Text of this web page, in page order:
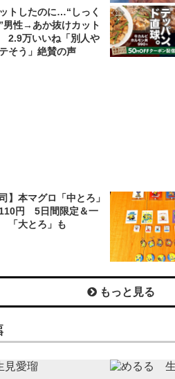
トしたのに…“しっく
男性→あか抜けカット
2.9万いいね「別人や
そう」絶賛の声
】本マグロ「中とろ」
円 5日間限定＆一
「大とろ」も
もっと見る